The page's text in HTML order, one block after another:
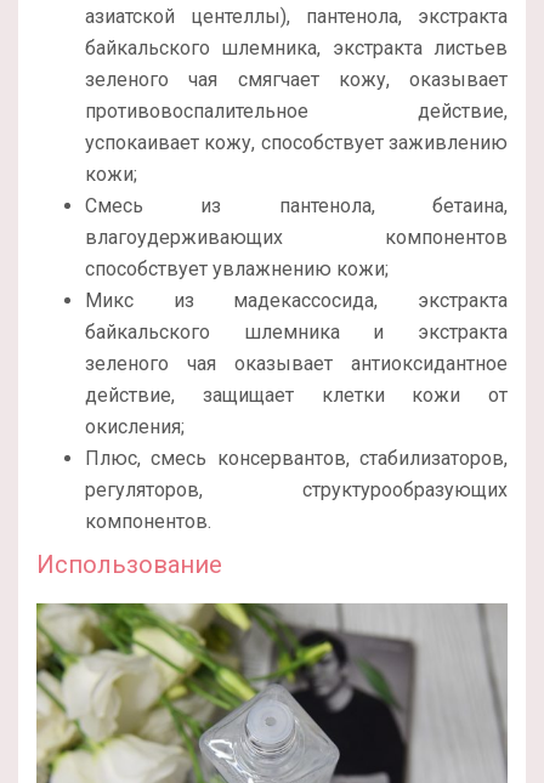
азиатской центеллы), пантенола, экстракта
байкальского шлемника, экстракта листьев
зеленого чая смягчает кожу, оказывает
противовоспалительное действие,
успокаивает кожу, способствует заживлению
кожи;
Смесь из пантенола, бетаина,
влагоудерживающих компонентов
способствует увлажнению кожи;
Микс из мадекассосида, экстракта
байкальского шлемника и экстракта
зеленого чая оказывает антиоксидантное
действие, защищает клетки кожи от
окисления;
Плюс, смесь консервантов, стабилизаторов,
регуляторов, структурообразующих
компонентов.
Использование